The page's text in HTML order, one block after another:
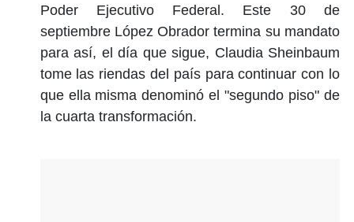
Poder Ejecutivo Federal. Este 30 de
septiembre López Obrador termina su mandato
para así, el día que sigue, Claudia Sheinbaum
tome las riendas del país para continuar con lo
que ella misma denominó el "segundo piso" de
la cuarta transformación.